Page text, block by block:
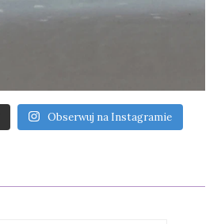
Obserwuj na Instagramie